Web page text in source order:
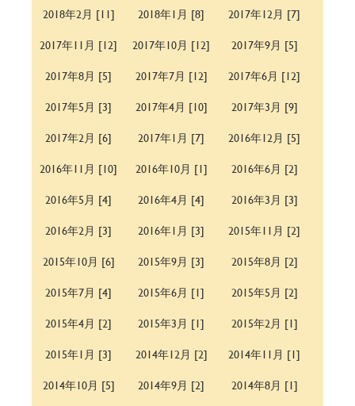
2018年2月 [11]
2018年1月 [8]
2017年12月 [7]
2017年11月 [12]
2017年10月 [12]
2017年9月 [5]
2017年8月 [5]
2017年7月 [12]
2017年6月 [12]
2017年5月 [3]
2017年4月 [10]
2017年3月 [9]
2017年2月 [6]
2017年1月 [7]
2016年12月 [5]
2016年11月 [10]
2016年10月 [1]
2016年6月 [2]
2016年5月 [4]
2016年4月 [4]
2016年3月 [3]
2016年2月 [3]
2016年1月 [3]
2015年11月 [2]
2015年10月 [6]
2015年9月 [3]
2015年8月 [2]
2015年7月 [4]
2015年6月 [1]
2015年5月 [2]
2015年4月 [2]
2015年3月 [1]
2015年2月 [1]
2015年1月 [3]
2014年12月 [2]
2014年11月 [1]
2014年10月 [5]
2014年9月 [2]
2014年8月 [1]